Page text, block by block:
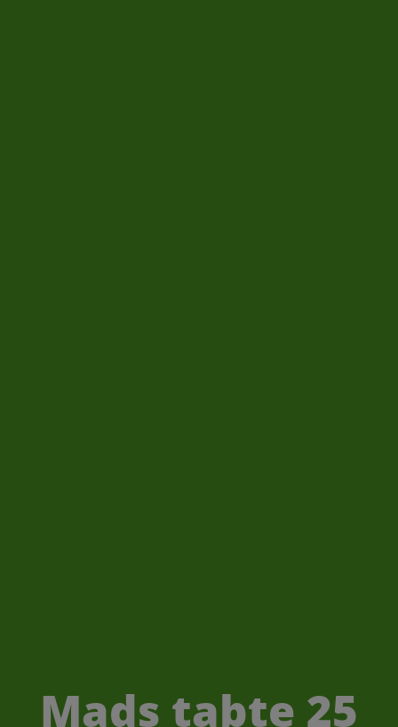
Mads tabte 25